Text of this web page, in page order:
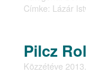
Címke: Lázár
Pilcz
Közzétéve